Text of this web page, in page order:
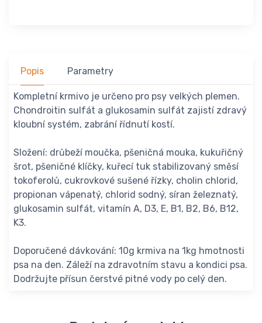
Popis Parametry
Kompletní krmivo je určeno pro psy velkých plemen.
Chondroitin sulfát a glukosamin sulfát zajistí zdravý
kloubní systém, zabrání řídnutí kostí.
Složení: drůbeží moučka, pšeničná mouka, kukuřičný
šrot, pšeničné klíčky, kuřecí tuk stabilizovaný směsí
tokoferolů, cukrovkové sušené řízky, cholin chlorid,
propionan vápenatý, chlorid sodný, síran železnatý,
glukosamin sulfát, vitamín A, D3, E, B1, B2, B6, B12,
K3.
Doporučené dávkování: 10g krmiva na 1kg hmotnosti
psa na den. Záleží na zdravotním stavu a kondici psa.
Dodržujte přísun čerstvé pitné vody po celý den.